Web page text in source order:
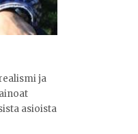
ja
asioista